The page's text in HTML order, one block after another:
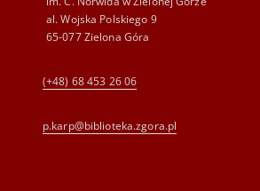
al. Wojska Polskiego 9
65-077 Zielona Góra
(+48) 68 453 26 06
p.karp@biblioteka.zgora.pl